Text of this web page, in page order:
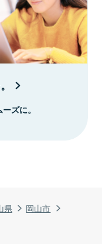
県
岡山市
ズに。